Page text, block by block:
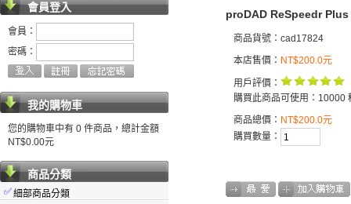
會員登入
會員：
密碼：
我的購物車
您的購物車中有 0 件商品，總計金額
NT$0.00元
商品分類
✅細部商品分類
proDAD ReSpeedr Plus
商品貨號：cad17824
本店售價： NT$200.0元
用戶評價：
購買此商品可使用：10000
商品總價： NT$200.0元
購買數量：